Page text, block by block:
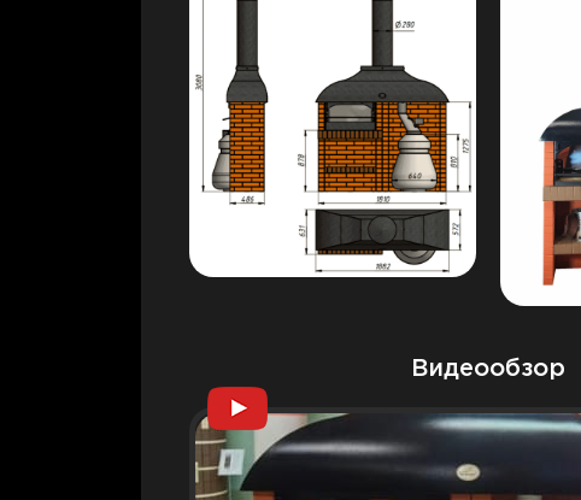
Видеообзор